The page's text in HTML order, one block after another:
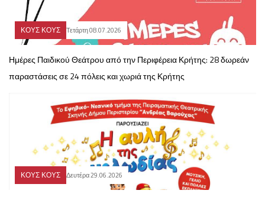
ΚΟΥΣ ΚΟΥΣ Τετάρτη 08.07.2026
Ημέρες Παιδικού Θεάτρου από την Περιφέρεια Κρήτης: 28 δωρεάν
παραστάσεις σε 24 πόλεις και χωριά της Κρήτης
ΚΟΥΣ ΚΟΥΣ Δευτέρα 29.06.2026